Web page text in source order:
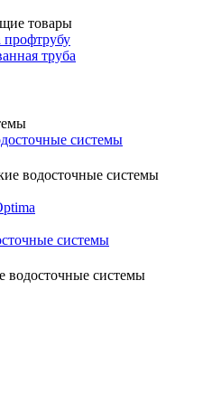
товары
профтрубу
труба
системы
водосточные системы
системы
водосточные системы